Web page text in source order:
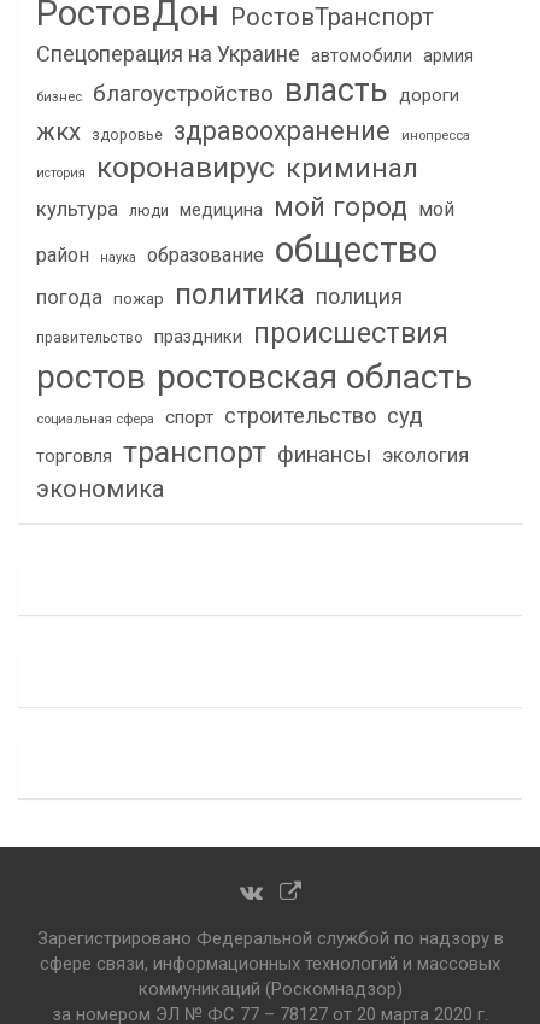
РостовДон РостовТранспорт
Спецоперация на Украине автомобили армия
бизнес благоустройство власть дороги
жкх здоровье здравоохранение инопресса
история коронавирус криминал
культура люди медицина мой город мой
район
наука образование общество
погода пожар политика полиция
правительство праздники происшествия
ростов ростовская область
социальная сфера спорт строительство суд
торговля транспорт финансы экология
экономика
Зарегистрировано Федеральной службой по надзору в
сфере связи, информационных технологий и массовых
коммуникаций (Роскомнадзор)
за номером ЭЛ № ФС 77 – 78127 от 20 марта 2020 г.